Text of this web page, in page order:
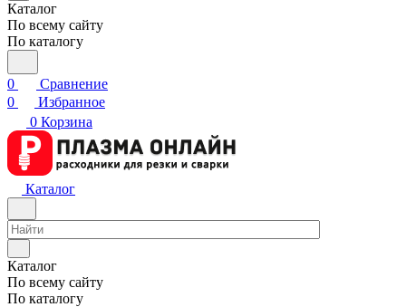
Каталог
По всему сайту
По каталогу
0
Сравнение
0
Избранное
0 Корзина
Каталог
Каталог
По всему сайту
По каталогу